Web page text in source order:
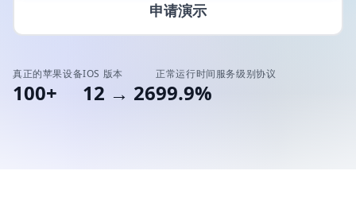
申请演示
真正的苹果设备
100+
IOS 版本
12 → 26
正常运行时间服务级别协议
99.9%